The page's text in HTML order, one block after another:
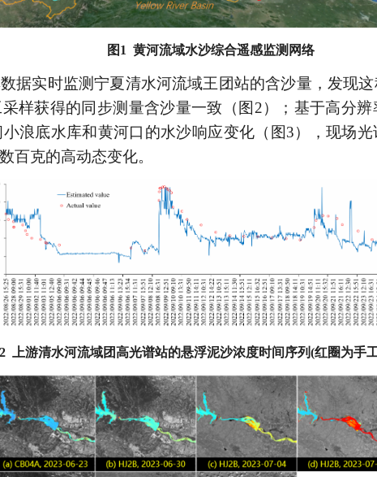
图1 黄河流域水沙综合遥感监测网络
据实时监测宁夏清水河流域王团站的含沙量，发现
样获得的同步测量含沙量一致（图 2）；基于高分
浪底水库和黄河口的水沙响应变化（图3），现场
百克的高动态变化。
上游清水河流域团高光谱站的悬浮泥沙浓度时间序列(红圈为手